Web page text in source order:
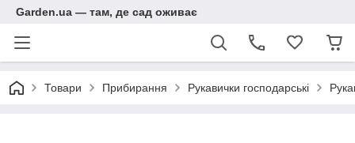
Garden.ua — там, де сад оживає
Товари Прибирання Рукавички господарські